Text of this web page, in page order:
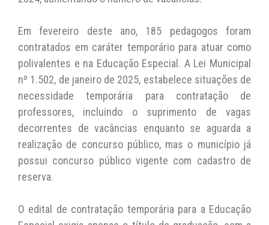
Em fevereiro deste ano, 185 pedagogos foram
contratados em caráter temporário para atuar como
polivalentes e na Educação Especial. A Lei Municipal
nº 1.502, de janeiro de 2025, estabelece situações de
necessidade temporária para contratação de
professores, incluindo o suprimento de vagas
decorrentes de vacâncias enquanto se aguarda a
realização de concurso público, mas o município já
possui concurso público vigente com cadastro de
reserva.
O edital de contratação temporária para a Educação